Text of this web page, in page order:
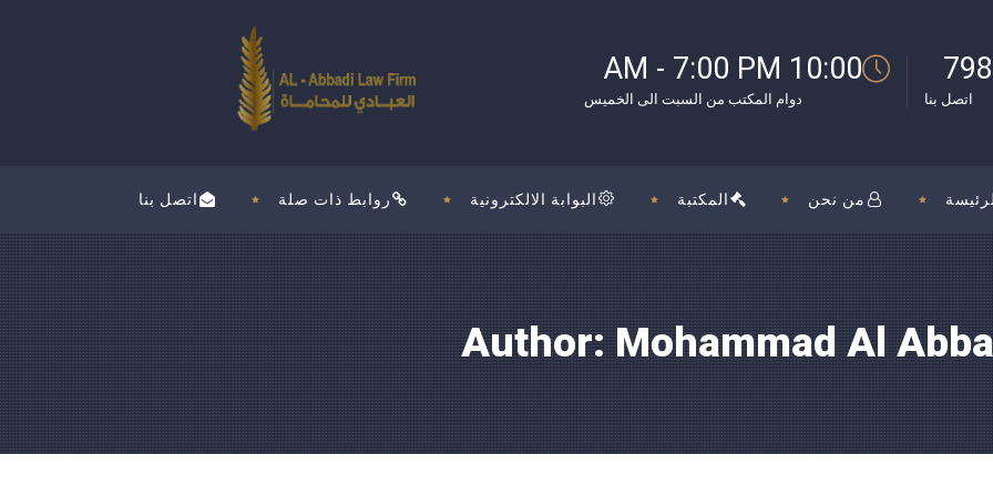
10:00 AM - 7:00 PM
دوام المكتب من السبت الى الخميس اتصل بنا
اتصل بنا روابط ذات صلة البوابة الالكترونية المكتبة من نحن
Author: Mohammad Al